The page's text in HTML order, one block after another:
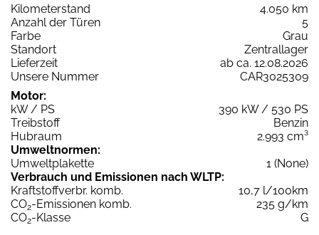
Kilometerstand
4.050 km
Anzahl der Türen
5
Farbe
Grau
Standort
Zentrallager
Lieferzeit
ab ca. 12.08.2026
Unsere Nummer
CAR3025309
Motor:
kW / PS
390 kW / 530 PS
Treibstoff
Benzin
Hubraum
2.993 cm³
Umweltnormen:
Umweltplakette
1 (None)
Verbrauch und Emissionen nach WLTP:
Kraftstoffverbr. komb.
10,7 l/100km
CO2-Emissionen komb.
235 g/km
CO2-Klasse
G